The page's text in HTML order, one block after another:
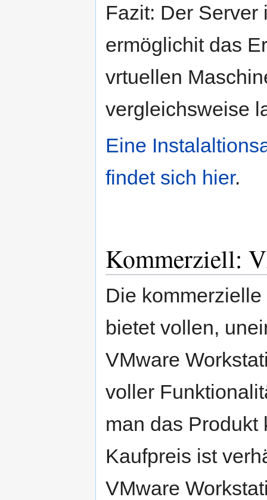
Fazit: Der Server
ermöglichit das
vrtuellen
vergleichsweise
Eine
findet sich hier.
Kommerziell:
Die
bietet vollen,
VMware
voller
man das Produkt
Kaufpreis ist
VMware